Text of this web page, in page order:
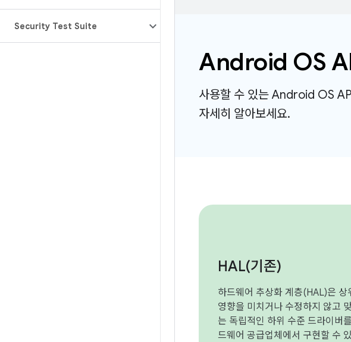
Security Test Suite
Android OS
사용할 수 있는 Android OS
자세히 알아보세요.
HAL(기존)
하드웨어 추상화 계층(HAL)은 상
영향을 미치거나 수정하지 않고
는 독립적인 하위 수준 드라이버
드웨어 공급업체에서 구현할 수